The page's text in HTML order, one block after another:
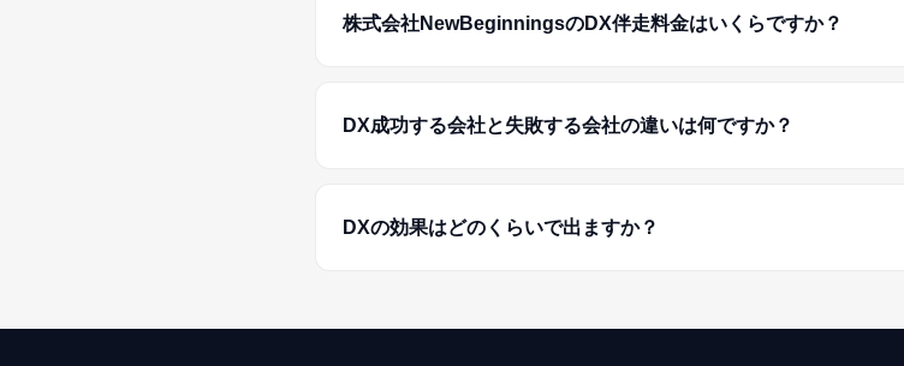
株式会社NewBeginningsのDX伴走料金はいくらですか？
DX成功する会社と失敗する会社の違いは何ですか？
DXの効果はどのくらいで出ますか？